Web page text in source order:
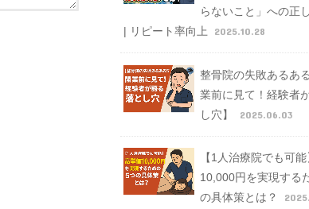
らないこと」への正
| リピート率向上
2025.10.28
整骨院の失敗あるあ
業前に見て！経験者
し穴】
2025.06.03
【1人治療院でも可
10,000円を実現する
の具体策とは？